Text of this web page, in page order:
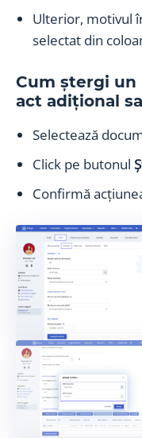
Ulterior, motivul
selectat din
Cum ștergi un
act adițional
Selectează
Click pe butonul
Confirmă